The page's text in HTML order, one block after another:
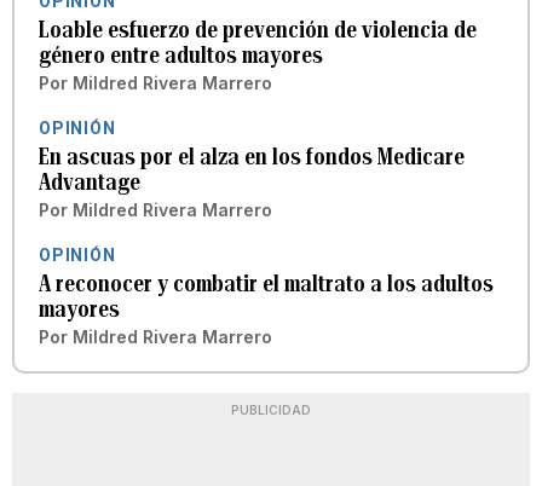
Loable esfuerzo de prevención de violencia de
género entre adultos mayores
Por Mildred Rivera Marrero
OPINIÓN
En ascuas por el alza en los fondos Medicare
Advantage
Por Mildred Rivera Marrero
OPINIÓN
A reconocer y combatir el maltrato a los adultos
mayores
Por Mildred Rivera Marrero
PUBLICIDAD